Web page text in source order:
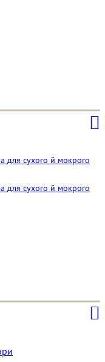
для сухого й мокрого
для сухого й мокрого